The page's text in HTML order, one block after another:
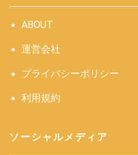
ABOUT
運営会社
プライバシーポリシー
利用規約
ソーシャルメディア